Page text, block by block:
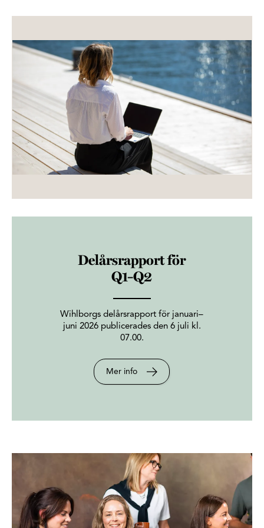
Delårsrapport för
Q1–Q2
Wihlborgs delårsrapport för januari–
juni 2026 publicerades den 6 juli kl.
07.00.
Mer info